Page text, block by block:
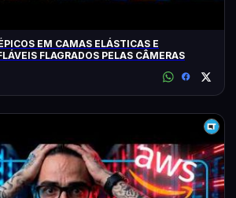
EM CAMAS ELÁSTICAS E
FLAGRADOS PELAS CÂMERAS